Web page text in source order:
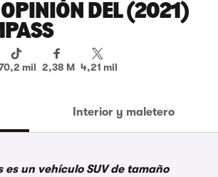
OPINIÓN DEL (2021)
mil 2,38 M 4,21 mil
Interior y maletero
es un vehículo SUV de tamaño